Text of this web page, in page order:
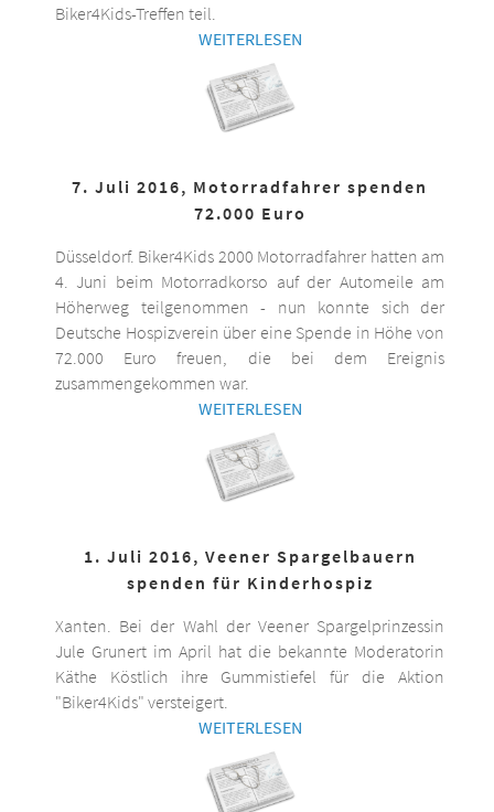
Biker4Kids-Treffen teil.
WEITERLESEN
7. Juli 2016, Motorradfahrer spenden
72.000 Euro
Düsseldorf. Biker4Kids 2000 Motorradfahrer hatten am
4. Juni beim Motorradkorso auf der Automeile am
Höherweg teilgenommen - nun konnte sich der
Deutsche Hospizverein über eine Spende in Höhe von
72.000 Euro freuen, die bei dem Ereignis
zusammengekommen war.
WEITERLESEN
1. Juli 2016, Veener Spargelbauern
spenden für Kinderhospiz
Xanten. Bei der Wahl der Veener Spargelprinzessin
Jule Grunert im April hat die bekannte Moderatorin
Käthe Köstlich ihre Gummistiefel für die Aktion
"Biker4Kids" versteigert.
WEITERLESEN